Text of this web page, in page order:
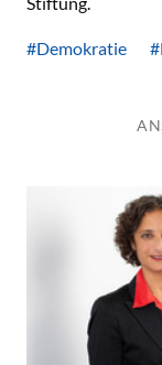
#Demokratie